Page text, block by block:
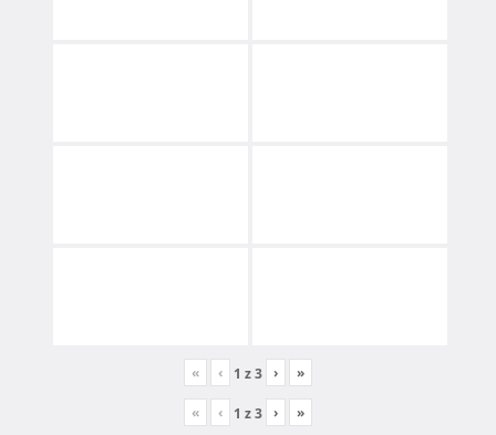
« ‹ 1 z3 › »
« ‹ 1 z3 › »